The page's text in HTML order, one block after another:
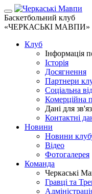
Баскетбольний клуб
«ЧЕРКАСЬКІ МАВПИ»
Клуб
Інформація
Історія
Досягнення
Партнери
Соціальна
Комерційна
Дані для
Контактні
Новини
Новини
Відео
Фотогалерея
Команда
Черкаські
Гравці та